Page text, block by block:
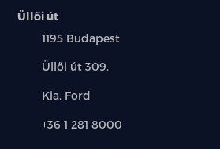
Üllői út
Település:
1195 Budapest
Cím:
Üllői út 309.
Márkák:
Kia, Ford
Telefon:
+36 1 281 8000